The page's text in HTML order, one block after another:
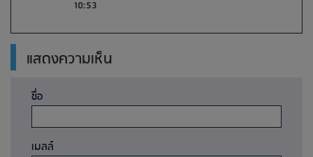
10:53
แสดงความเห็น
ชื่อ
เมลล์